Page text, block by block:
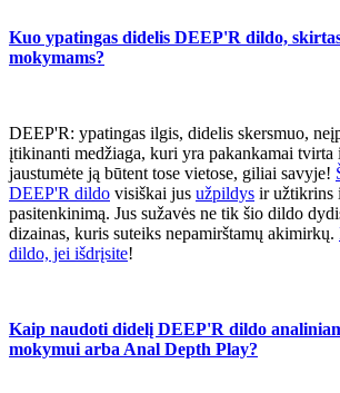
Kuo ypatingas didelis DEEP'R dildo,
mokymams?
DEEP'R: ypatingas ilgis, didelis skersmuo,
įtikinanti medžiaga, kuri yra pakankamai tvirta
jaustumėte ją būtent tose vietose, giliai savyje!
DEEP'R dildo visiškai jus užpildys ir užtikrins
pasitenkinimą. Jus sužavės ne tik šio dildo
dizainas, kuris suteiks nepamirštamų akimirkų.
dildo, jei išdrįsite!
Kaip naudoti didelį DEEP'R dildo
mokymui arba Anal Depth Play?